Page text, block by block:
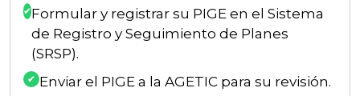
Formular y registrar su PIGE en el Sistema
de Registro y Seguimiento de Planes
(SRSP).
Enviar el PIGE a la AGETIC para su revisión.